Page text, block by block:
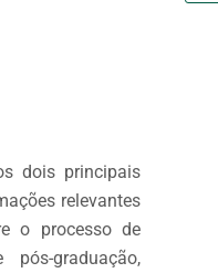
dois principais
relevantes
o processo de
graduação,